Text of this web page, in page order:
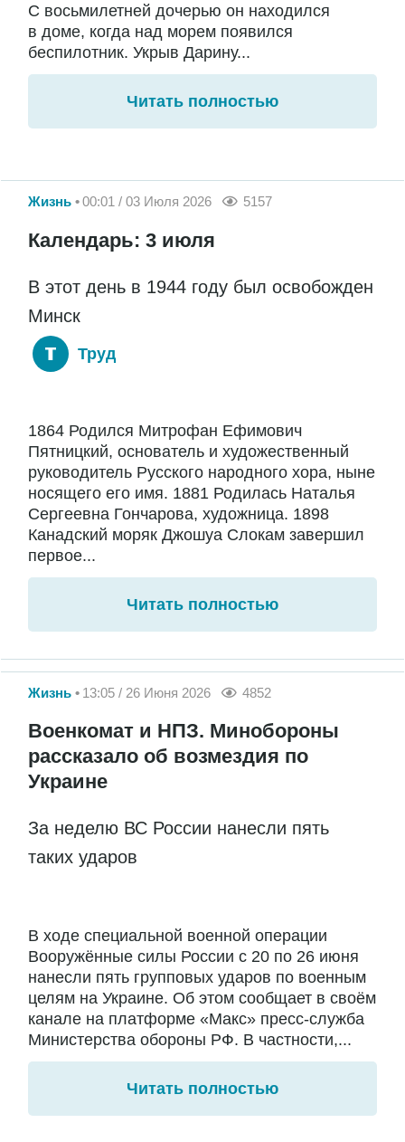
С восьмилетней дочерью он находился
в доме, когда над морем появился
беспилотник. Укрыв Дарину...
Читать полностью
Жизнь 00:01 / 03 Июля 2026 5157
Календарь: 3 июля
В этот день в 1944 году был освобожден
Минск
Труд
1864 Родился Митрофан Ефимович
Пятницкий, основатель и художественный
руководитель Русского народного хора, ныне
носящего его имя. 1881 Родилась Наталья
Сергеевна Гончарова, художница. 1898
Канадский моряк Джошуа Слокам завершил
первое...
Читать полностью
Жизнь 13:05 / 26 Июня 2026 4852
Военкомат и НПЗ. Минобороны
рассказало об возмездия по
Украине
За неделю ВС России нанесли пять
таких ударов
В ходе специальной военной операции
Вооружённые силы России с 20 по 26 июня
нанесли пять групповых ударов по военным
целям на Украине. Об этом сообщает в своём
канале на платформе «Макс» пресс-служба
Министерства обороны РФ. В частности,...
Читать полностью